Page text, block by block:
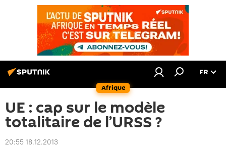
Afrique
FR
UE : cap sur le modèle
totalitaire de l’URSS ?
20:55 18.12.2013